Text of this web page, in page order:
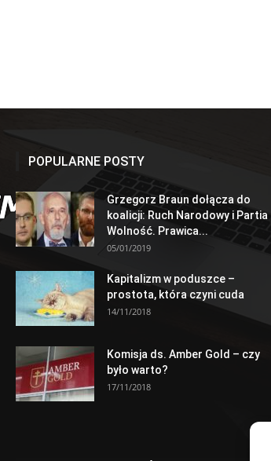
POPULARNE POSTY
Grzegorz Braun dołącza do
koalicji: Ruch Narodowy i Partia
Wolność. Prawica...
05/01/2019
Kapitalizm w poduszce –
prostota, która czyni cuda
14/11/2018
Komisja ds. Amber Gold – czy
było warto?
17/11/2018